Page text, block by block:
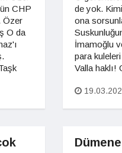
CHP
Özer
O da
de yok.
ona
İmamoğlu
para
Valla haklı!